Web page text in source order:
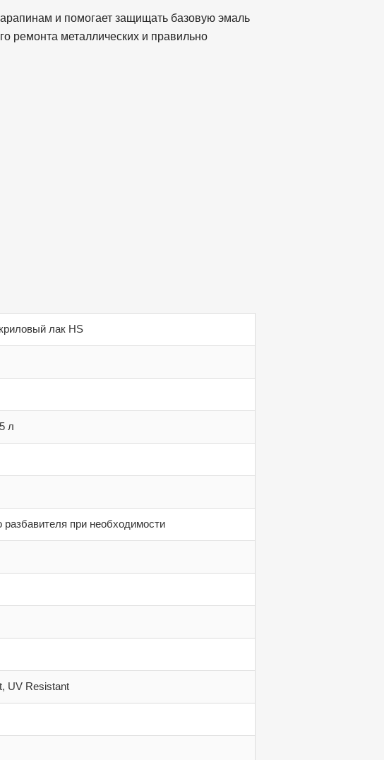
и помогает защищать базовую эмаль
ремонта металлических и правильно
лак HS
л
разбавителя при необходимости
UV Resistant